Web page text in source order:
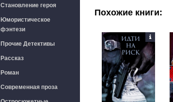
Становление героя
Юмористическое
фэнтези
Прочие Детективы
Рассказ
Роман
Современная проза
Похожие книги: